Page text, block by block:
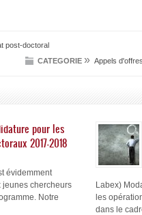
post-doctoral
CATEGORIE » Appels
pour les
2017-2018
évidemment
jeunes chercheurs
Notre
Labex)
les
dans le